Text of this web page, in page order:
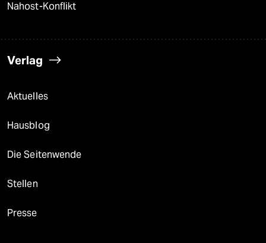
Nahost-Konflikt
Verlag
Aktuelles
Hausblog
Die Seitenwende
Stellen
Presse